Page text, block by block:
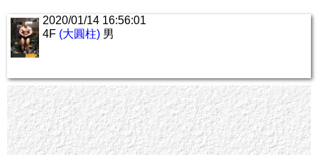
2020/01/14 16:56:01
4F (大圓柱) 男